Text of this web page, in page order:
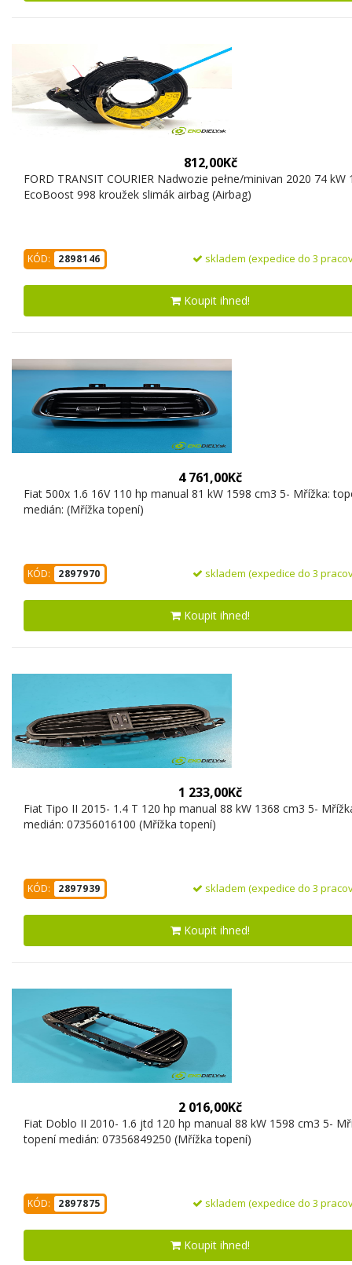
812,00Kč
FORD TRANSIT COURIER Nadwozie pełne/minivan 2020 74 kW
EcoBoost 998 kroužek slimák airbag (Airbag)
KÓD: 2898146 skladem (expedice do 3
Koupit ihned!
4 761,00Kč
Fiat 500x 1.6 16V 110 hp manual 81 kW 1598 cm3 5- Mřížka:
medián: (Mřížka topení)
KÓD: 2897970 skladem (expedice do 3
Koupit ihned!
1 233,00Kč
Fiat Tipo II 2015- 1.4 T 120 hp manual 88 kW 1368 cm3 5-
medián: 07356016100 (Mřížka topení)
KÓD: 2897939 skladem (expedice do 3
Koupit ihned!
2 016,00Kč
Fiat Doblo II 2010- 1.6 jtd 120 hp manual 88 kW 1598 cm3 5-
topení medián: 07356849250 (Mřížka topení)
KÓD: 2897875 skladem (expedice do 3
Koupit ihned!